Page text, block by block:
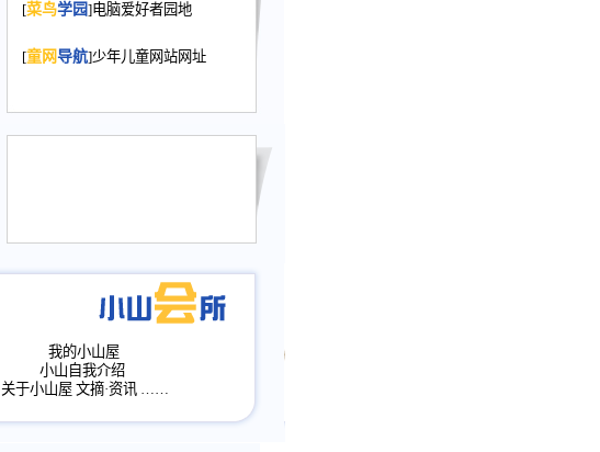
年，2009版提前启用，小山屋全面
小山画廊均增加多个新栏目。。
评分、顶功能，作文宝典改版。
[菜鸟学园]电脑爱好者园地
[童网导航]少年儿童网站网址
我的小山屋
小山自我介绍
关于小山屋 文摘·资讯 ……